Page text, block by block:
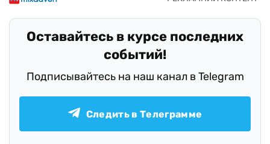
Оставайтесь в курсе последних
событий!
Подписывайтесь на наш канал в Telegram
Следить в Телеграмме